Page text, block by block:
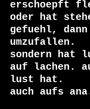
erschoepft
oder hat
gefuehl, dann
umzufallen.
sondern hat
auf lachen.
lust hat.
auch aufs